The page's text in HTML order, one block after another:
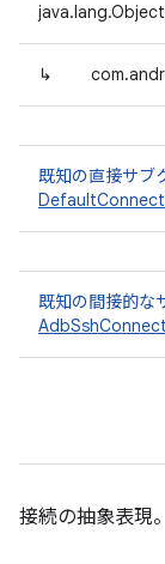
java.lang.Object
↳
既知の直接サブ
既知の間接的な
接続の抽象表現。